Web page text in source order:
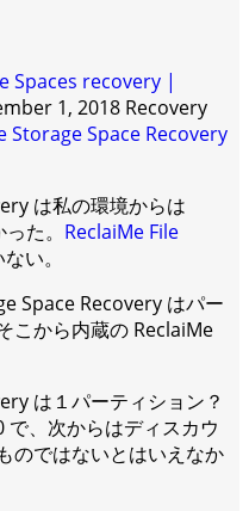
Spaces recovery |
1, 2018 Recovery
Storage Space Recovery
は私の環境からは
た。 ReclaiMe File
い。
Space Recovery はパー
こから内蔵の ReclaiMe
は１パーティション？
、次からはディスカウ
のではないとはいえなか